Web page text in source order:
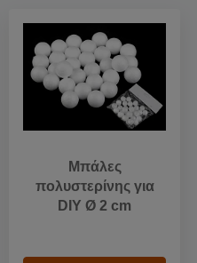
Μπάλες
πολυστερίνης για
DIY Ø 2 cm